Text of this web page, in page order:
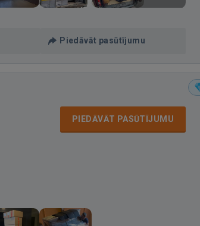
Piedāvāt pasūtījumu
PIEDĀVĀT PASŪTĪJUMU